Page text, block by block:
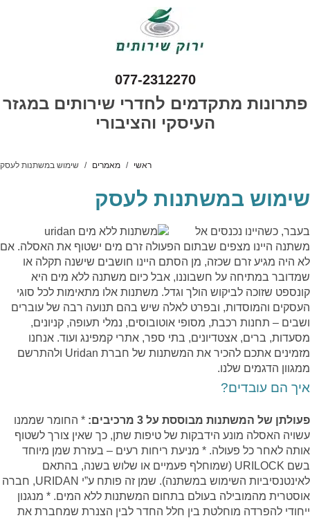
077-2312270
פתרונות מתקדמים לחדרי שירותים במגזר
העיסקי והציבורי
ראשי מאמרים שימוש במשתנות לעסק
שימוש במשתנות לעסק
בעבר, כשהיינו נכנסים אל
משתנה היינו מצפים שבתום הפעולה זרם מים ישטוף את האסלה. אם
לא היה מגיע זרם שכזה, מן הסתם היינו חושבים שישנה תקלה או
שמדובר במתיחה על חשבוננו, אבל כיום משתנה ללא מים היא
קונספט שזוכה לביקוש הולך וגדל. משתנות אלו מתאימות לכל סוגי
העסקים והמוסדות, ובפרט לאלה שיש בהם תנועה רבה של עוברים
ושבים – תחנות רכבת, מסופי אוטובוסים, נמלי תעופה, קניונים,
מסעדות, ברים, אצטדיונים, בתי ספר, אתרי קמפינג ועוד. אנחנו
מזמינים אתכם להכיר את המשתנות של חברת Uridan ולהתרשם
ממגוון הדגמים שלנו.
איך הם עובדים?
פעולתן של המשתנות מבוססת על 3 מרכיבים:
* החומר שממנו
עשויה האסלה מונע הידבקות של טיפות שתן, כך שאין צורך לשטוף
אותה לאחר כל פעולה. * מניעת ריחות רעים – בעזרת שמן מיוחד
בשם URILOCK (שמוחלף פעמיים או שלוש בשנה, בהתאם
לאינטנסיביות השימוש במשתנה). שמן זה פותח ע”י URIDAN, חברה
אוסטרית מהמובילה בעולם בתחום המשתנות ללא המים. * מנגנון
ייחודי להפרדה מוחלטת בין חלל החדר לבין הצנרת שמחברת את